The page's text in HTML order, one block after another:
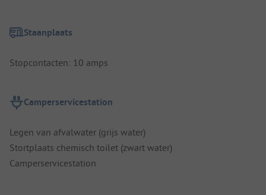
Staanplaats
Stopcontacten: 10 amps
Camperservicestation
Legen van afvalwater (grijs water)
Stortplaats chemisch toilet (zwart water)
Camperservicestation